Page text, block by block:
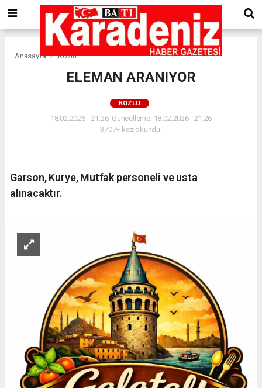
Anasayfa Kozlu
ELEMAN ARANIYOR
KOZLU
18.02.2026 - 21:26, Güncelleme: 18.02.2026 - 21:26
3707+ kez okundu.
Garson, Kurye, Mutfak personeli ve usta
alınacaktır.